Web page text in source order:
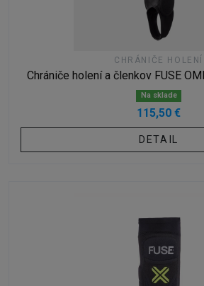
CHRÁNIČE HOLENÍ
Chrániče holení a členkov FUSE
Na sklade
115,50 €
DETAIL